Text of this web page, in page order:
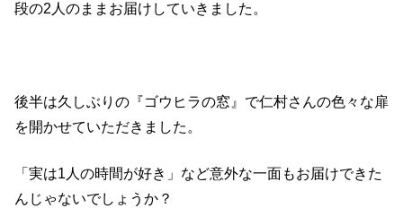
段の2人のままお届けしていきました。
後半は久しぶりの『ゴウヒラの窓』で仁村さんの色々な扉
を開かせていただきました。
「実は1人の時間が好き」など意外な一面もお届けできた
んじゃないでしょうか？